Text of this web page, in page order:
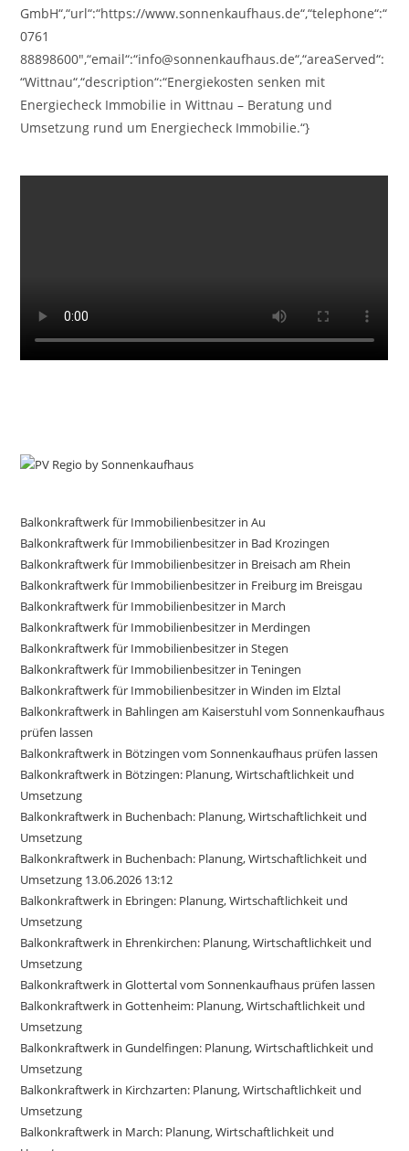
GmbH“,“url“:“https://www.sonnenkaufhaus.de“,“telephone“:“
0761
88898600″,“email“:“info@sonnenkaufhaus.de“,“areaServed“:
“Wittnau“,“description“:“Energiekosten senken mit
Energiecheck Immobilie in Wittnau – Beratung und
Umsetzung rund um Energiecheck Immobilie.“}
Balkonkraftwerk für Immobilienbesitzer in Au
Balkonkraftwerk für Immobilienbesitzer in Bad Krozingen
Balkonkraftwerk für Immobilienbesitzer in Breisach am Rhein
Balkonkraftwerk für Immobilienbesitzer in Freiburg im Breisgau
Balkonkraftwerk für Immobilienbesitzer in March
Balkonkraftwerk für Immobilienbesitzer in Merdingen
Balkonkraftwerk für Immobilienbesitzer in Stegen
Balkonkraftwerk für Immobilienbesitzer in Teningen
Balkonkraftwerk für Immobilienbesitzer in Winden im Elztal
Balkonkraftwerk in Bahlingen am Kaiserstuhl vom Sonnenkaufhaus
prüfen lassen
Balkonkraftwerk in Bötzingen vom Sonnenkaufhaus prüfen lassen
Balkonkraftwerk in Bötzingen: Planung, Wirtschaftlichkeit und
Umsetzung
Balkonkraftwerk in Buchenbach: Planung, Wirtschaftlichkeit und
Umsetzung
Balkonkraftwerk in Buchenbach: Planung, Wirtschaftlichkeit und
Umsetzung 13.06.2026 13:12
Balkonkraftwerk in Ebringen: Planung, Wirtschaftlichkeit und
Umsetzung
Balkonkraftwerk in Ehrenkirchen: Planung, Wirtschaftlichkeit und
Umsetzung
Balkonkraftwerk in Glottertal vom Sonnenkaufhaus prüfen lassen
Balkonkraftwerk in Gottenheim: Planung, Wirtschaftlichkeit und
Umsetzung
Balkonkraftwerk in Gundelfingen: Planung, Wirtschaftlichkeit und
Umsetzung
Balkonkraftwerk in Kirchzarten: Planung, Wirtschaftlichkeit und
Umsetzung
Balkonkraftwerk in March: Planung, Wirtschaftlichkeit und